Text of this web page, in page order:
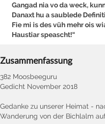
Gangad nia vo da weck,
Danaxt hu a saublede
Fie mi is des vüh mehr ois
Haustiar speascht!“
Zusammenfassung
382 Moosbeeguru
Gedicht November 2018
Gedanke zu unserer Heimat -
Wanderung von der Bichlalm